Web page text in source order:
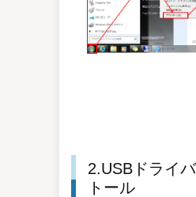
2.USBドライ
トール